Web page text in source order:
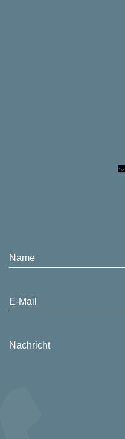
Name
E-Mail
Nachricht